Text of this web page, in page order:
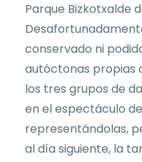
Parque Bizkotxalde
conservado ni
autóctonas propias
los tres grupos de
en el espectáculo
representándolas,
al día siguiente, la